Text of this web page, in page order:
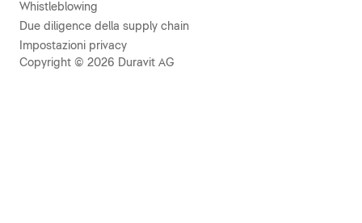
Whistleblowing
Due diligence della supply chain
Impostazioni privacy
Copyright © 2026 Duravit AG